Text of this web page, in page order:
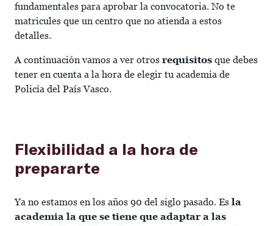
fundamentales para aprobar la convocatoria. No te
matricules que un centro que no atienda a estos
detalles.
A continuación vamos a ver otros requisitos que debes
tener en cuenta a la hora de elegir tu academia de
Policía del País Vasco.
Flexibilidad a la hora de
prepararte
Ya no estamos en los años 90 del siglo pasado. Es la
academia la que se tiene que adaptar a las